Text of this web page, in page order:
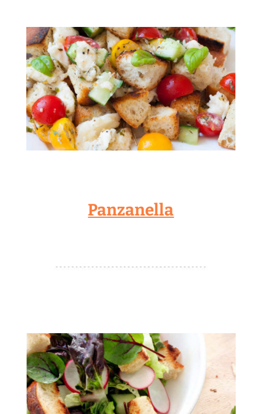
Panzanella